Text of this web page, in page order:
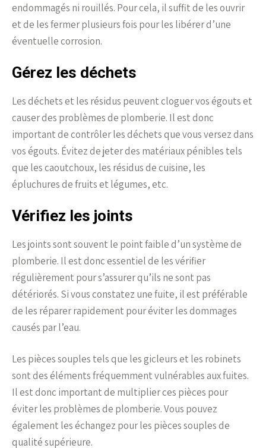
endommagés ni rouillés. Pour cela, il suffit de les ouvrir
et de les fermer plusieurs fois pour les libérer d’une
éventuelle corrosion.
Gérez les déchets
Les déchets et les résidus peuvent cloguer vos égouts et
causer des problèmes de plomberie. Il est donc
important de contrôler les déchets que vous versez dans
vos égouts. Évitez de jeter des matériaux pénibles tels
que les caoutchoux, les résidus de cuisine, les
épluchures de fruits et légumes, etc.
Vérifiez les joints
Les joints sont souvent le point faible d’un système de
plomberie. Il est donc essentiel de les vérifier
régulièrement pour s’assurer qu’ils ne sont pas
détériorés. Si vous constatez une fuite, il est préférable
de les réparer rapidement pour éviter les dommages
causés par l’eau.
Les pièces souples tels que les gicleurs et les robinets
sont des éléments fréquemment vulnérables aux fuites.
Il est donc important de multiplier ces pièces pour
éviter les problèmes de plomberie. Vous pouvez
également les échangez pour les pièces souples de
qualité supérieure.